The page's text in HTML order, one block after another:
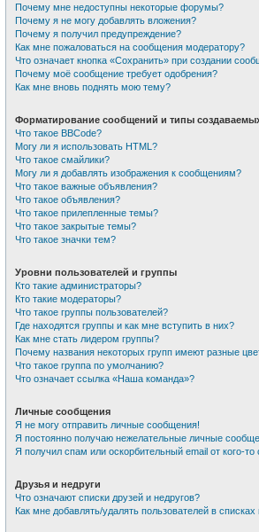
Почему мне недоступны некоторые форумы?
Почему я не могу добавлять вложения?
Почему я получил предупреждение?
Как мне пожаловаться на сообщения модератору?
Что означает кнопка «Сохранить» при создании
Почему моё сообщение требует одобрения?
Как мне вновь поднять мою тему?
Форматирование сообщений и типы
Что такое BBCode?
Могу ли я использовать HTML?
Что такое смайлики?
Могу ли я добавлять изображения к сообщениям?
Что такое важные объявления?
Что такое объявления?
Что такое прилепленные темы?
Что такое закрытые темы?
Что такое значки тем?
Уровни пользователей и группы
Кто такие администраторы?
Кто такие модераторы?
Что такое группы пользователей?
Где находятся группы и как мне вступить в них?
Как мне стать лидером группы?
Почему названия некоторых групп имеют разные
Что такое группа по умолчанию?
Что означает ссылка «Наша команда»?
Личные сообщения
Я не могу отправить личные сообщения!
Я постоянно получаю нежелательные личные
Я получил спам или оскорбительный email от кого-то
Друзья и недруги
Что означают списки друзей и недругов?
Как мне добавлять/удалять пользователей в